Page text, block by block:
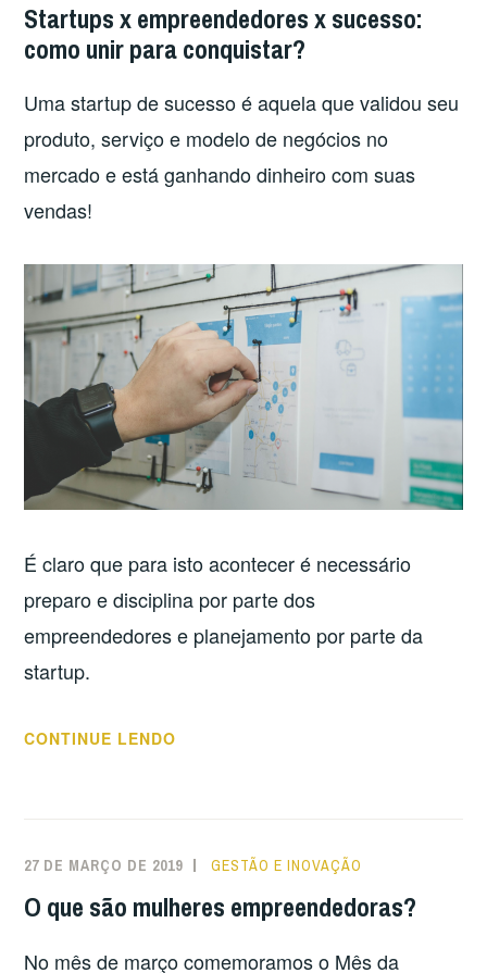
Startups x empreendedores x sucesso:
como unir para conquistar?
Uma startup de sucesso é aquela que validou seu
produto, serviço e modelo de negócios no
mercado e está ganhando dinheiro com suas
vendas!
É claro que para isto acontecer é necessário
preparo e disciplina por parte dos
empreendedores e planejamento por parte da
startup.
CONTINUE LENDO
COMO
UNIR
CONQUISTAR?”
27 DE MARÇO DE 2019 GESTÃO E INOVAÇÃO
O que são mulheres empreendedoras?
No mês de março comemoramos o Mês da